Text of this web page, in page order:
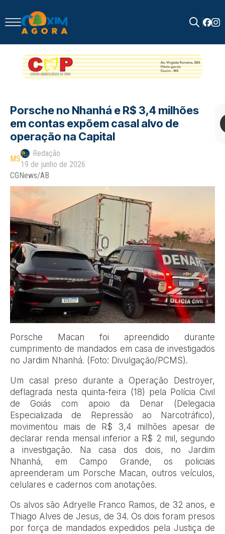
for:
Porsche no Nhanhá e R$ 3,4 milhões
em contas expõem casal alvo de
operação na Capital
MS
Redação
19 de junho de 2026
CGNews/AB
Porsche Macan foi apreendido durante
cumprimento de mandados em casa de investigados
no Jardim Nhanhá. (Foto: Divulgação/PCMS).
Um casal preso durante a Operação Destroyer,
deflagrada nesta quinta-feira (18) pela Polícia Civil
de Goiás com apoio da Denar (Delegacia
Especializada de Repressão ao Narcotráfico),
movimentou mais de R$ 3,4 milhões apesar de
declarar renda mensal inferior a R$ 2 mil, segundo
a investigação. Na casa dos dois, no Jardim
Nhanhá, em Campo Grande, os policiais
apreenderam um Porsche Macan, outros veículos,
celulares e cadernos com anotações.
Os alvos são Adryelle Franco Ramos, de 32 anos, e
Thiago Alves de Jesus, de 34. Os dois foram presos
por força de mandados expedidos pela Justiça de